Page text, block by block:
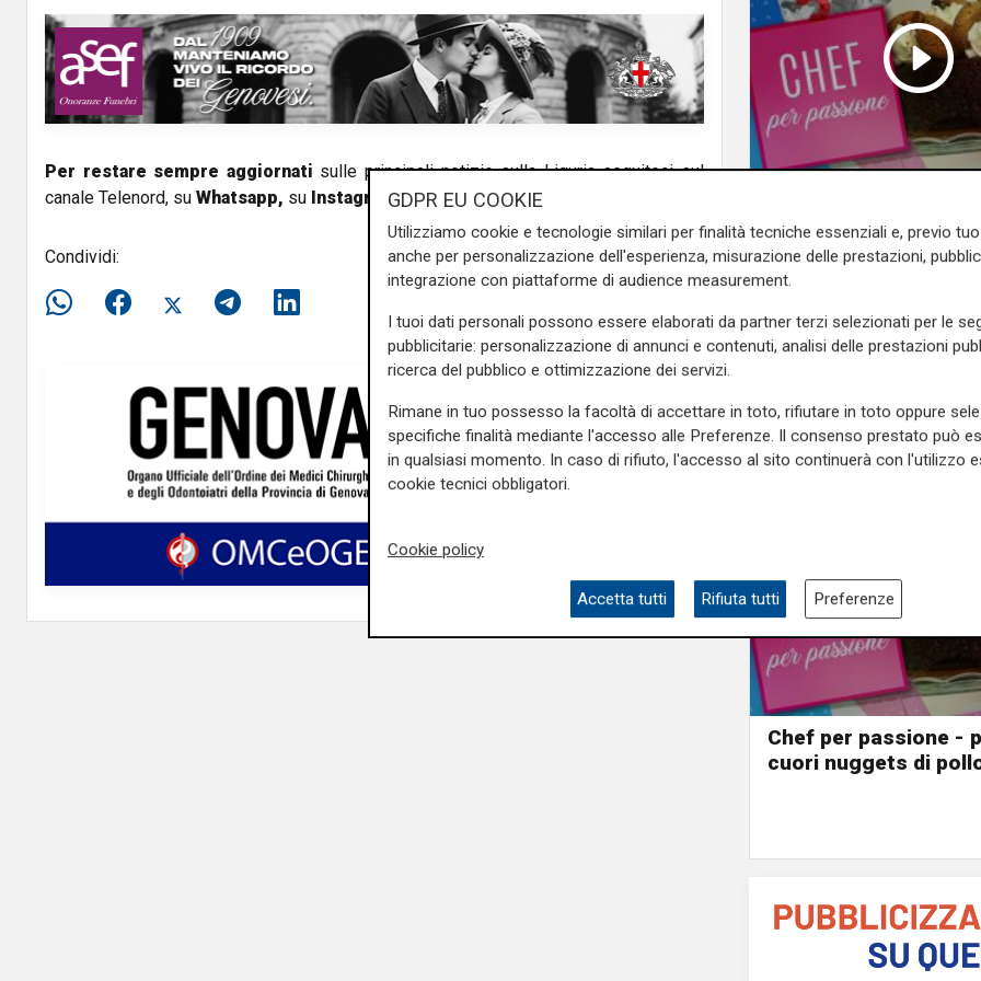
V
d
e
o
Per restare sempre aggiornati sulle principali notizie sulla Liguria seguiteci sul
canale Telenord, su Whatsapp, su Instagram,suYoutubee suFacebook
Condividi:
Chef per passione -
cuori nuggets di
GDPR EU COOKIE
Utilizziamo cookie e tecnologie similari per finalità tecniche essenziali e, previo
anche per personalizzazione dell'esperienza, misurazione delle prestazioni,
integrazione con piattaforme di audience measurement.
I tuoi dati personali possono essere elaborati da partner terzi selezionati per le
pubblicitarie: personalizzazione di annunci e contenuti, analisi delle prestazioni
ricerca del pubblico e ottimizzazione dei servizi.
Rimane in tuo possesso la facoltà di accettare in toto, rifiutare in toto oppure
specifiche finalità mediante l'accesso alle Preferenze. Il consenso prestato può
in qualsiasi momento. In caso di rifiuto, l'accesso al sito continuerà con l'utilizzo
cookie tecnici obbligatori.
Cookie policy
Accetta tutti Rifiuta tutti Preferenze